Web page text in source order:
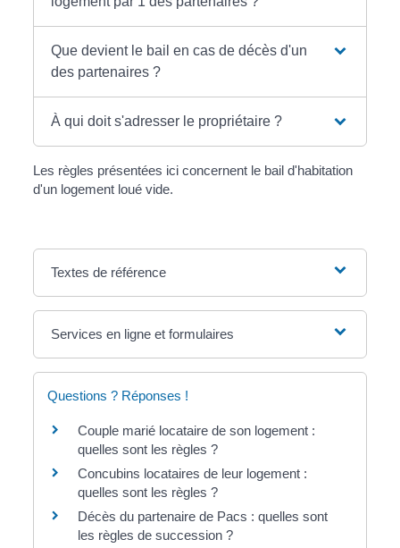
Que devient le bail en cas de décès d'un
des partenaires ?
À qui doit s'adresser le propriétaire ?
Les règles présentées ici concernent le bail d'habitation
d'un logement loué vide.
Textes de référence
Services en ligne et formulaires
Questions ? Réponses !
Couple marié locataire de son logement :
quelles sont les règles ?
Concubins locataires de leur logement :
quelles sont les règles ?
Décès du partenaire de Pacs : quelles sont
les règles de succession ?